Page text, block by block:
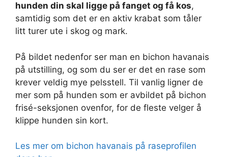
hunden din skal ligge på fanget og få kos,
samtidig som det er en aktiv krabat som tåler
litt turer ute i skog og mark.
På bildet nedenfor ser man en bichon havanais
på utstilling, og som du ser er det en rase som
krever veldig mye pelsstell. Til vanlig ligner de
mer som på hunden som er avbildet på bichon
frisé-seksjonen ovenfor, for de fleste velger å
klippe hunden sin kort.
Les mer om bichon havanais på raseprofilen